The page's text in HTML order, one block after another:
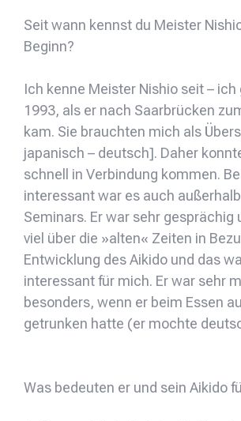
Seit wann kennst du Meister
Beginn?
Ich kenne Meister Nishio seit – ich
1993, als er nach Saarbrücken
kam. Sie brauchten mich als
japanisch – deutsch]. Daher
schnell in Verbindung kommen.
interessant war es auch
Seminars. Er war sehr gesprächig
viel über die »alten« Zeiten in
Entwicklung des Aikido und das
interessant für mich. Er war sehr
besonders, wenn er beim Essen
getrunken hatte (er mochte
Was bedeuten er und sein Aikido